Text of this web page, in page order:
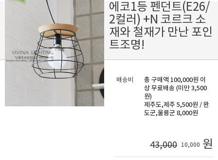
에코1등 펜던트(E26/
2컬러) +N 코르크 소
재와 철재가 만난 포인
트조명!
배송비
총 구매액 100,000원 이
상 무료배송 (미만 3,500
원)
제주도,제주 5,500원 / 완
도군,울릉군 8,000원
43,000 10,000 원